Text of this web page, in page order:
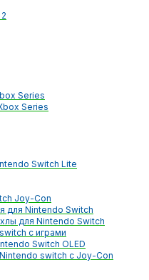
Series
Series
Switch Lite
Joy-Con
для Nintendo Switch
для Nintendo Switch
с играми
Switch OLED
switch с Joy-Con